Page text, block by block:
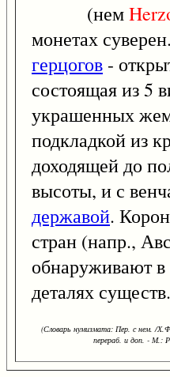
(нем
монетах
герцогов -
состоящая из 5
украшенных
подкладкой из
доходящей до
высоты, и с
державой.
стран (напр.,
обнаруживают
деталях
(Словарь нумизмата: Пер. с нем. /
перераб. и доп. - М.: